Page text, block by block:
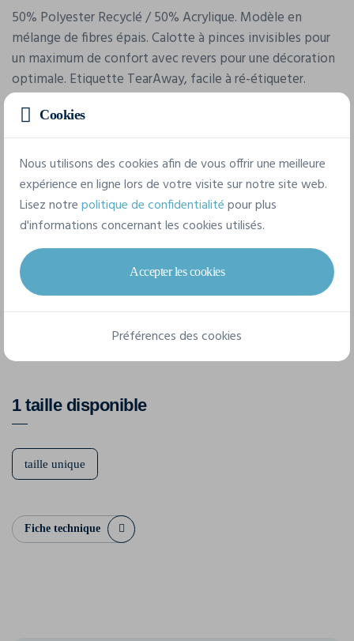
50% Polyester Recyclé / 50% Acrylique. Modèle en
mélange de fibres épais. Calotte à pinces invisibles pour
un maximum de confort avec revers pour une décoration
optimale. Etiquette TearAway, facile à ré-étiqueter.
Maximum de confort.
Caractéristiques
Marque
Beechfield
Référence
B330R
1 taille disponible
taille unique
Fiche technique
Cookies
Nous utilisons des cookies afin de vous offrir une meilleure
expérience en ligne lors de votre visite sur notre site web.
Lisez notrepolitique de confidentialitépour plus
d'informations concernant les cookies utilisés.
Accepter les cookies
Préférences des cookies